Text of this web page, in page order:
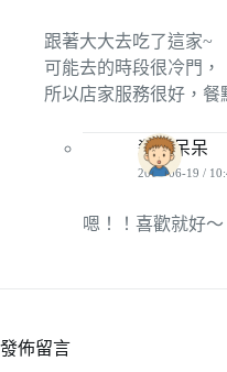
跟著大大去吃了這家~
可能去的時段很冷門，
所以店家服務很好，餐
殺手呆呆
2011-06-19 /
嗯！！喜歡就好～
發佈留言